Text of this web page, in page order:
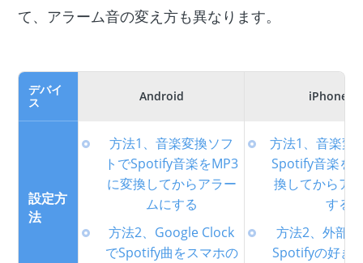
て、アラーム音の変え方も異なります。
デバイ
ス
Android iPhone
設定方
法
方法1、音楽変換ソフ
トでSpotify音楽をMP3
に変換してからアラー
ムにする
方法2、Google Clock
でSpotify曲をスマホの
方法1、音楽変
Spotify音楽を
換してからア
する
方法2、外部
Spotifyの好き